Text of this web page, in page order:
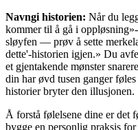
Navngi historien: Når du
kommer til å gå i
sløyfen — prøv å sette
dette'-historien igjen.» Du
et gjentakende mønster
din har øvd tusen ganger
historier bryter den illusjonen.
Å forstå følelsene dine er det
bygge en personlig praksis